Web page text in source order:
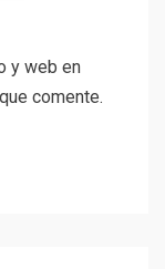
y web en
comente.